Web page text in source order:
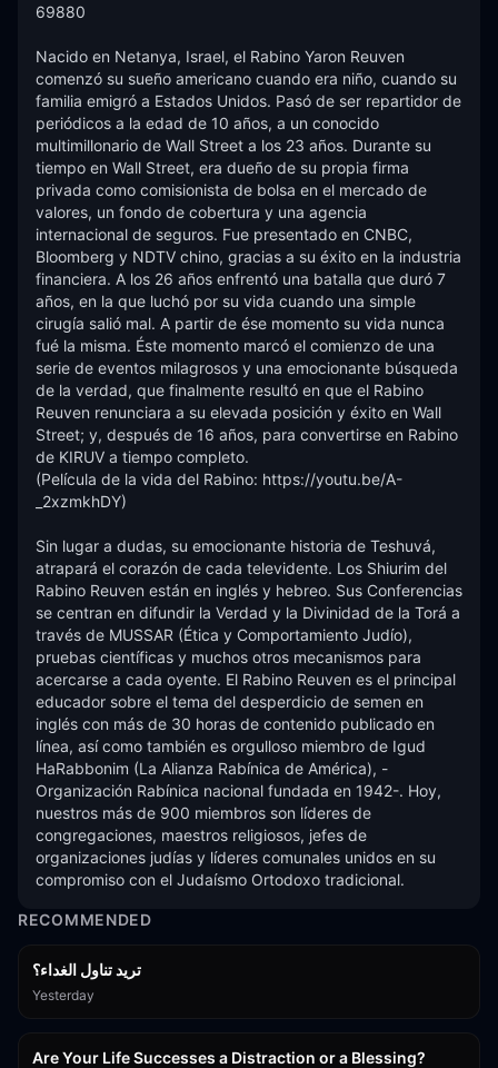
69880
Nacido en Netanya, Israel, el Rabino Yaron Reuven
comenzó su sueño americano cuando era niño, cuando su
familia emigró a Estados Unidos. Pasó de ser repartidor de
periódicos a la edad de 10 años, a un conocido
multimillonario de Wall Street a los 23 años. Durante su
tiempo en Wall Street, era dueño de su propia firma
privada como comisionista de bolsa en el mercado de
valores, un fondo de cobertura y una agencia
internacional de seguros. Fue presentado en CNBC,
Bloomberg y NDTV chino, gracias a su éxito en la industria
financiera. A los 26 años enfrentó una batalla que duró 7
años, en la que luchó por su vida cuando una simple
cirugía salió mal. A partir de ése momento su vida nunca
fué la misma. Éste momento marcó el comienzo de una
serie de eventos milagrosos y una emocionante búsqueda
de la verdad, que finalmente resultó en que el Rabino
Reuven renunciara a su elevada posición y éxito en Wall
Street; y, después de 16 años, para convertirse en Rabino
de KIRUV a tiempo completo.
(Película de la vida del Rabino: https://youtu.be/A-
_2xzmkhDY)
Sin lugar a dudas, su emocionante historia de Teshuvá,
atrapará el corazón de cada televidente. Los Shiurim del
Rabino Reuven están en inglés y hebreo. Sus Conferencias
se centran en difundir la Verdad y la Divinidad de la Torá a
través de MUSSAR (Ética y Comportamiento Judío),
pruebas científicas y muchos otros mecanismos para
acercarse a cada oyente. El Rabino Reuven es el principal
educador sobre el tema del desperdicio de semen en
inglés con más de 30 horas de contenido publicado en
línea, así como también es orgulloso miembro de Igud
HaRabbonim (La Alianza Rabínica de América), -
Organización Rabínica nacional fundada en 1942-. Hoy,
nuestros más de 900 miembros son líderes de
congregaciones, maestros religiosos, jefes de
organizaciones judías y líderes comunales unidos en su
compromiso con el Judaísmo Ortodoxo tradicional.
RECOMMENDED
تريد تناول الغداء؟
Yesterday
Are Your Life Successes a Distraction or a Blessing?